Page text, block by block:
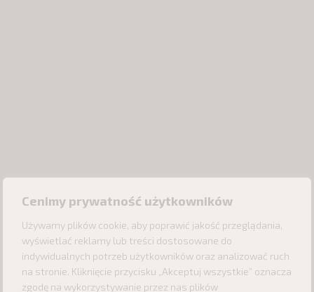
Cenimy prywatność użytkowników
Używamy plików cookie, aby poprawić jakość przeglądania,
wyświetlać reklamy lub treści dostosowane do
indywidualnych potrzeb użytkowników oraz analizować ruch
na stronie. Kliknięcie przycisku „Akceptuj wszystkie” oznacza
zgodę na wykorzystywanie przez nas plików